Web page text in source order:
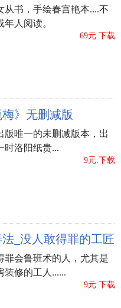
大败主要是依据出世
们各自为：甲辰、乙
庚辰、辛巳、壬申、
日。
日。
日。
日。
日。
测分析事儿类型而有
状况下全是凶煞，但
婚吉日的情况下要绕
个时间：元月丙子
四月丙辰；五六月丁
癸巳日；亥丑月丙
从书，手绘春宫艳本....不
年人阅读。
69元.下载
梅》无删减版
版唯一的未删减版本，出
时洛阳纸贵...
9元.下载
_没人敢得罪的工匠
罪会鲁班术的人，尤其是
装修的工人......
9元.下载